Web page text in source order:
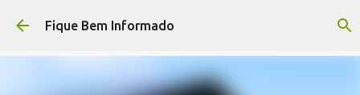
Pular para o conteúdo principal
Fique Bem Informado